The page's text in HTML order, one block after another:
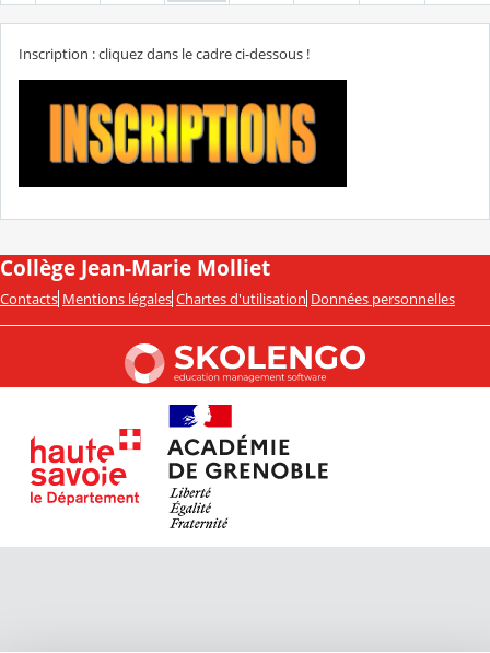
Inscription : cliquez dans le cadre ci-dessous !
Collège Jean-Marie Molliet
Contacts Mentions légales Chartes d'utilisation Données personnelles